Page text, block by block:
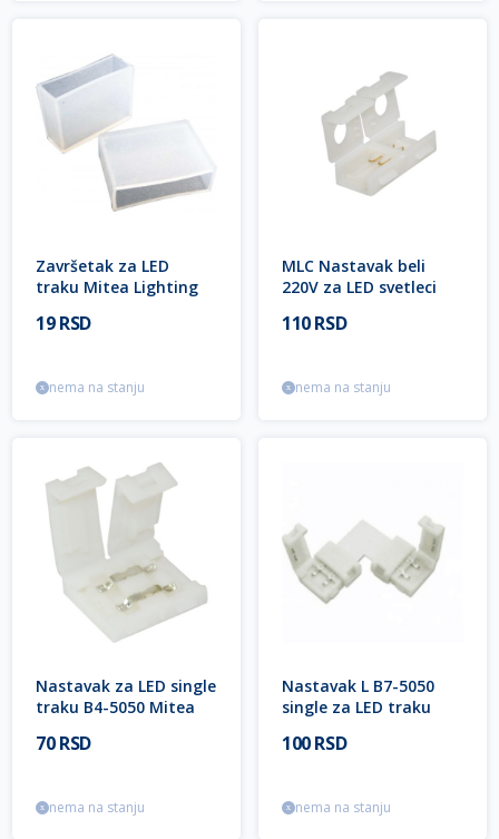
Završetak za LED
traku Mitea Lighting
19 RSD
nema na stanju
MLC Nastavak beli
220V za LED svetleci
110 RSD
nema na stanju
Nastavak za LED single
traku B4-5050 Mitea
70 RSD
nema na stanju
Nastavak L B7-5050
single za LED traku
100 RSD
nema na stanju